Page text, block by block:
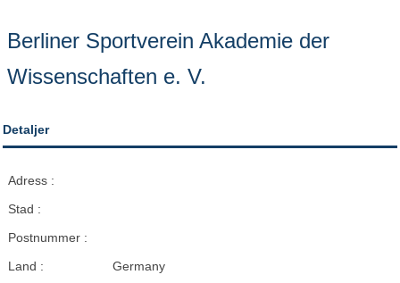
Berliner Sportverein Akademie der
Wissenschaften e. V.
Detaljer
Adress :
Stad :
Postnummer :
Land :
Germany